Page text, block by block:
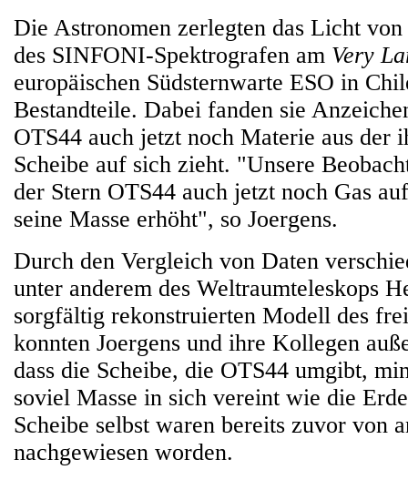
Die Astronomen zerlegten das Licht
des SINFONI-Spektrografen am Very
europäischen Südsternwarte ESO in
Bestandteile. Dabei fanden sie
OTS44 auch jetzt noch Materie aus der
Scheibe auf sich zieht. "Unsere
der Stern OTS44 auch jetzt noch Gas
seine Masse erhöht", so Joergens.
Durch den Vergleich von Daten
unter anderem des Weltraumteleskops
sorgfältig rekonstruierten Modell des
konnten Joergens und ihre Kollegen
dass die Scheibe, die OTS44 umgibt,
soviel Masse in sich vereint wie die
Scheibe selbst waren bereits zuvor von
nachgewiesen worden.